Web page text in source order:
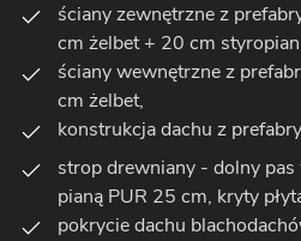
ściany zewnętrzne z
cm żelbet + 20 cm
ściany wewnętrzne z
cm żelbet,
konstrukcja dachu z
strop drewniany - dolny
pianą PUR 25 cm, kryty
pokrycie dachu